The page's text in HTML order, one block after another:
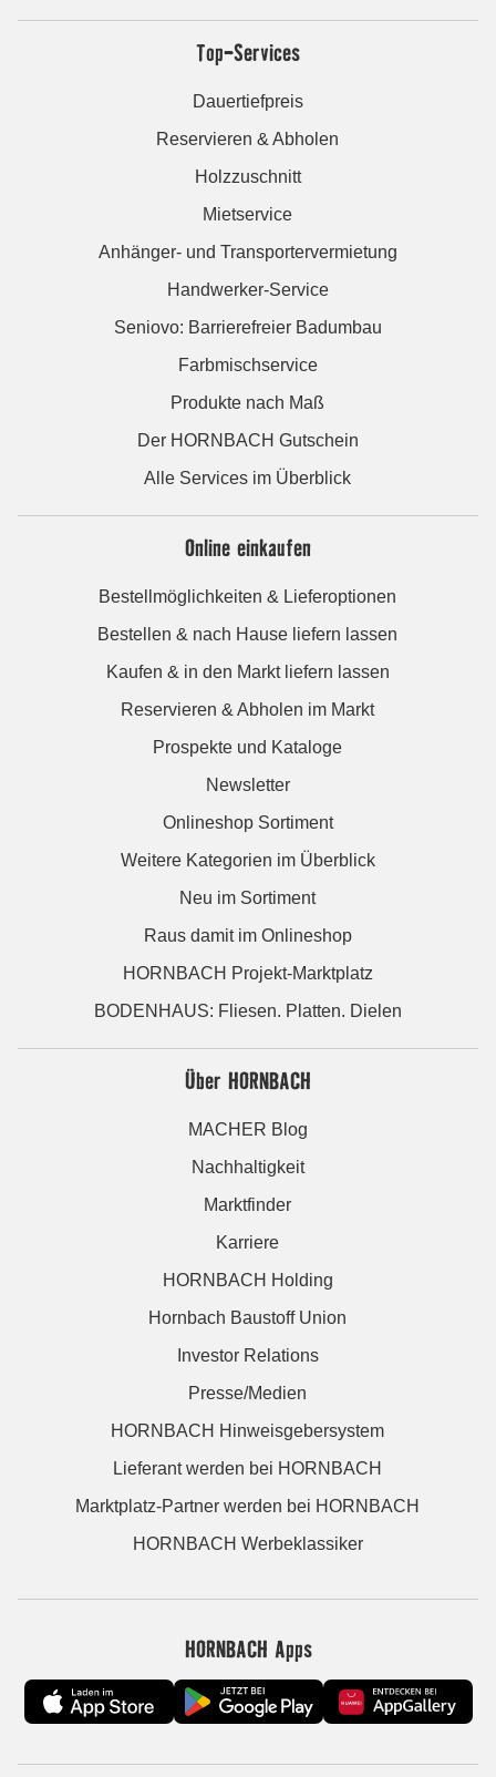
Top-Services
Dauertiefpreis
Reservieren & Abholen
Holzzuschnitt
Mietservice
Anhänger- und Transportervermietung
Handwerker-Service
Seniovo: Barrierefreier Badumbau
Farbmischservice
Produkte nach Maß
Der HORNBACH Gutschein
Alle Services im Überblick
Online einkaufen
Bestellmöglichkeiten & Lieferoptionen
Bestellen & nach Hause liefern lassen
Kaufen & in den Markt liefern lassen
Reservieren & Abholen im Markt
Prospekte und Kataloge
Newsletter
Onlineshop Sortiment
Weitere Kategorien im Überblick
Neu im Sortiment
Raus damit im Onlineshop
HORNBACH Projekt-Marktplatz
BODENHAUS: Fliesen. Platten. Dielen
Über HORNBACH
MACHER Blog
Nachhaltigkeit
Marktfinder
Karriere
HORNBACH Holding
Hornbach Baustoff Union
Investor Relations
Presse/Medien
HORNBACH Hinweisgebersystem
Lieferant werden bei HORNBACH
Marktplatz-Partner werden bei HORNBACH
HORNBACH Werbeklassiker
HORNBACH Apps